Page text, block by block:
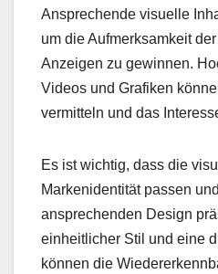
Ansprechende visuelle
um die Aufmerksamkeit
Anzeigen zu gewinnen.
Videos und Grafiken
vermitteln und das
Es ist wichtig, dass die
Markenidentität passen
ansprechenden Design
einheitlicher Stil und eine
können die